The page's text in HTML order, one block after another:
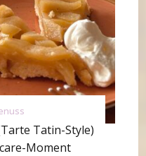
Tatin-Style)
Moment